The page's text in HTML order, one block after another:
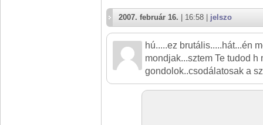
2007. február 16. | 16:58 | jelszo
hú.....ez brutális.....hát...én
mondjak...sztem Te tudod h
gondolok..csodálatosak a